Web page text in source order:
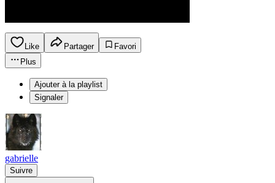
Like Partager
Favori
Plus
Ajouter à la playlist
Signaler
gabrielle
Suivre